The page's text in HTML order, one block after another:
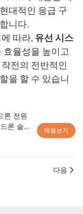
대적인 응급 구
니다.
따라, 유선 시스
효율성을 높이고
전의 전반적인
을 할 수 있습니
론 전원
론 솔루
제품보기
다음